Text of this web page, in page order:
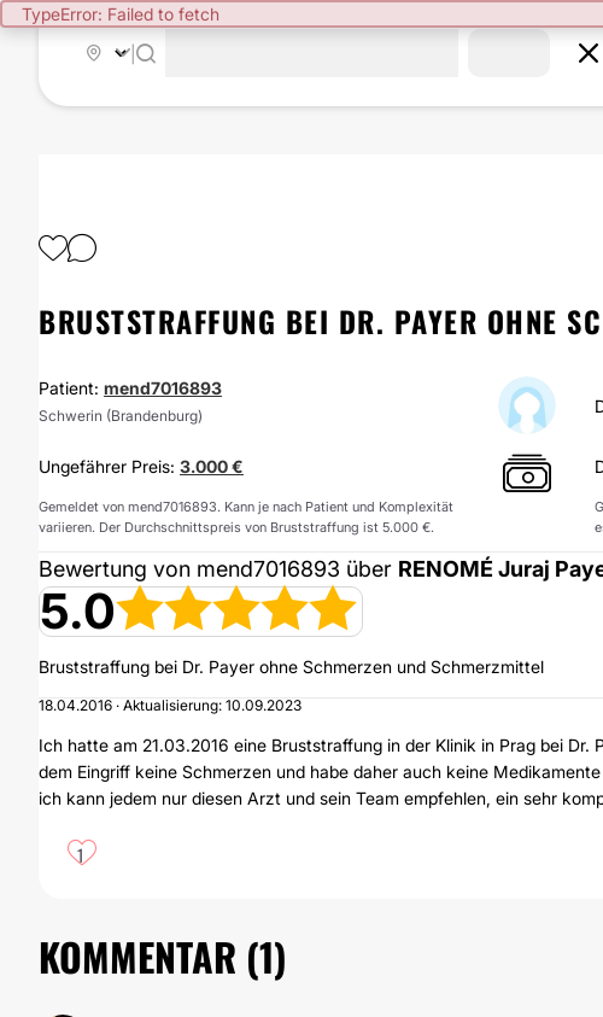
TypeError: Failed to fetch
BRUSTSTRAFFUNG BEI DR. PAYER OHNE
Patient: mend7016893
Schwerin (Brandenburg)
Ungefährer Preis: 3.000 €
Gemeldet von mend7016893. Kann je nach Patient und Komplexität
variieren. Der Durchschnittspreis von Bruststraffung ist 5.000 €.
Bewertung von mend7016893 über RENOMÉ Juraj
5.0
Bruststraffung bei Dr. Payer ohne Schmerzen und Schmerzmittel
18.04.2016 · Aktualisierung: 10.09.2023
Ich hatte am 21.03.2016 eine Bruststraffung in der Klinik in Prag bei
dem Eingriff keine Schmerzen und habe daher auch keine
ich kann jedem nur diesen Arzt und sein Team empfehlen, ein sehr
1
KOMMENTAR (1)